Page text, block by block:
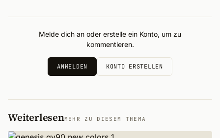
Melde dich an oder erstelle ein Konto, um zu
kommentieren.
ANMELDEN KONTO ERSTELLEN
WeiterlesenMEHR ZU DIESEM THEMA